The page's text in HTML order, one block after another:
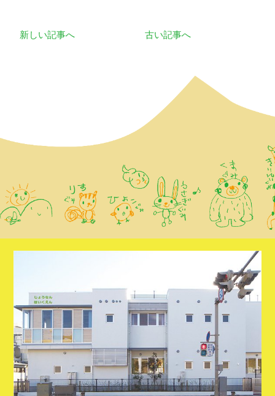
古い記事へ
新しい記事へ